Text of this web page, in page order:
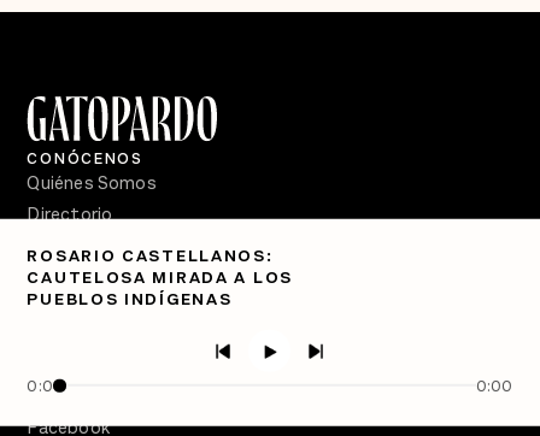
ROSARIO CASTELLANOS:
CAUTELOSA MIRADA A LOS
PUEBLOS INDÍGENAS
0:00 0:00
CONÓCENOS
Quiénes Somos
Directorio
PÓDCASTS
Semanario Gatopardo
Facebook